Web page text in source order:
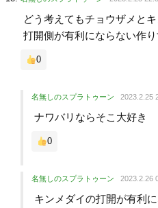
どう考えてもチョウザメとキ
打開側が有利にならない作
0
名無しのスプラトゥーン 2023.2.25
ナワバリならそこ大好き
0
名無しのスプラトゥーン 2023.2.26
キンメダイの打開が有利